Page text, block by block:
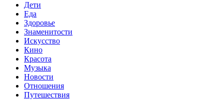
Дети
Еда
Здоровье
Знаменитости
Искусство
Кино
Красота
Музыка
Новости
Отношения
Путешествия